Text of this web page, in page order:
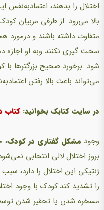
اختلال را بدهند،
بالا می‌رود. از طرفی مربیان
متفاوت داشته باشند و درمورد
سخت گیری نکنند وبه او اجازه
شود. برخورد صحیح بزرگترها با
می‌تواند باعث بالا رفتن
در سایت کتابک بخوانید: کتاب
وجود مشکل گفتاری در کودک،
بروز اختلال لالی انتخابی
ژنتیکی این اختلال را دارد،
را تشدید کند.کودک با وجود
مسخره شدن یا تحقیر شدن